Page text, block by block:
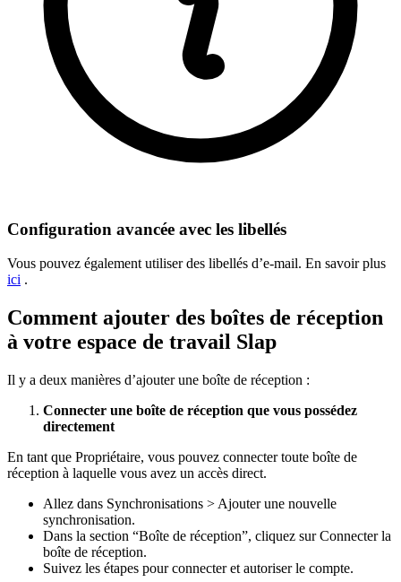
Configuration avancée avec les libellés
Vous pouvez également utiliser des libellés d’e-mail. En savoir plus
ici .
Comment ajouter des boîtes de réception
à votre espace de travail Slap
Il y a deux manières d’ajouter une boîte de réception :
Connecter une boîte de réception que vous possédez
directement
En tant que Propriétaire, vous pouvez connecter toute boîte de
réception à laquelle vous avez un accès direct.
Allez dans Synchronisations > Ajouter une nouvelle
synchronisation.
Dans la section “Boîte de réception”, cliquez sur Connecter la
boîte de réception.
Suivez les étapes pour connecter et autoriser le compte.